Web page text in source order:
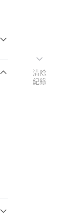
清除
紀錄